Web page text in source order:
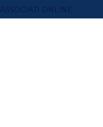
ASSOCIATI ONLINE